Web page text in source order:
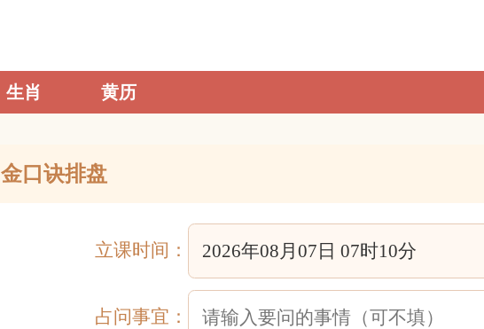
生肖 黄历
金口诀排盘
立课时间：
占问事宜：